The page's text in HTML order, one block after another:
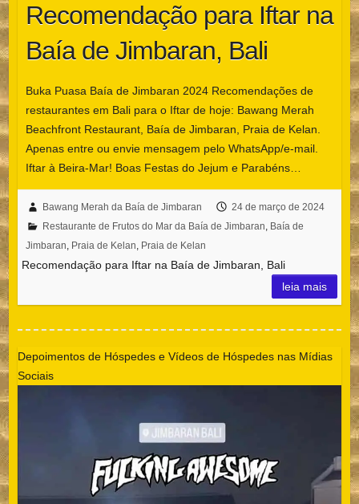
Recomendação para Iftar na
Baía de Jimbaran, Bali
Buka Puasa Baía de Jimbaran 2024 Recomendações de
restaurantes em Bali para o Iftar de hoje: Bawang Merah
Beachfront Restaurant, Baía de Jimbaran, Praia de Kelan.
Apenas entre ou envie mensagem pelo WhatsApp/e-mail.
Iftar à Beira-Mar! Boas Festas do Jejum e Parabéns…
Bawang Merah da Baía de Jimbaran
24 de março de 2024
Restaurante de Frutos do Mar da Baía de Jimbaran, Baía de
Jimbaran, Praia de Kelan, Praia de Kelan
Recomendação para Iftar na Baía de Jimbaran, Bali
leia mais
Depoimentos de Hóspedes e Vídeos de Hóspedes nas Mídias
Sociais